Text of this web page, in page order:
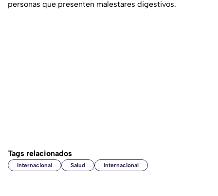
personas que presenten malestares digestivos.
Tags relacionados
Internacional Salud Internacional